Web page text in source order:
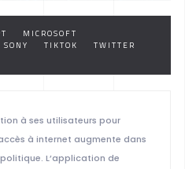
MICROSOFT
SONY TIKTOK
TWITTER
à ses utilisateurs pour
à internet augmente dans
L’application de